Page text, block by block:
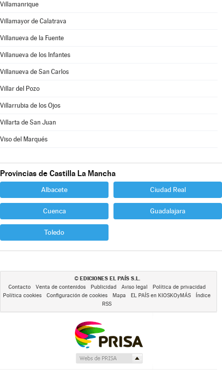
Villamanrique
Villamayor de Calatrava
Villanueva de la Fuente
Villanueva de los Infantes
Villanueva de San Carlos
Villar del Pozo
Villarrubia de los Ojos
Villarta de San Juan
Viso del Marqués
Provincias de Castilla La Mancha
Albacete Ciudad Real
Cuenca Guadalajara
Toledo
© EDICIONES EL PAÍS S.L.
Contacto Venta de contenidos Publicidad Aviso legal
Política de privacidad
Política cookies
Configuración de cookies Mapa EL PAÍS en KIOSKOyMÁS
Índice
RSS